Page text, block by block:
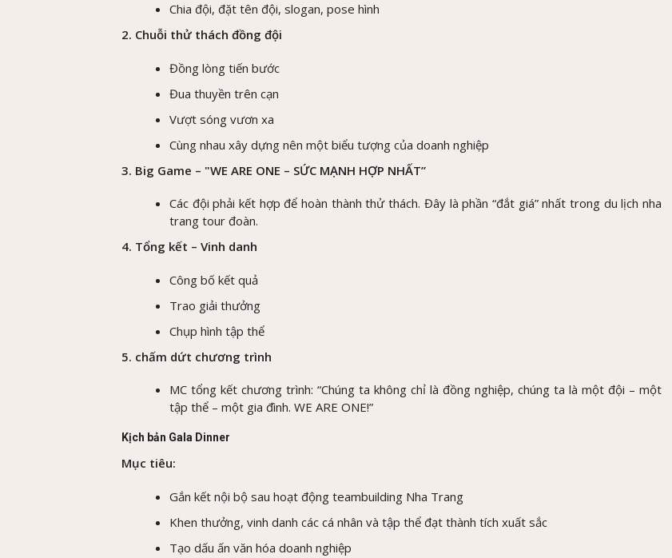
Chia đội, đặt tên đội, slogan, pose hình
2. Chuỗi thử thách đồng đội
Đồng lòng tiến bước
Đua thuyền trên cạn
Vượt sóng vươn xa
Cùng nhau xây dựng nên một biểu tượng của doanh nghiệp
3. Big Game – "WE ARE ONE – SỨC MẠNH HỢP NHẤT”
Các đội phải kết hợp để hoàn thành thử thách. Đây là phần “đắt giá” nhất trong du lịch nha
trang tour đoàn.
4. Tổng kết – Vinh danh
Công bố kết quả
Trao giải thưởng
Chụp hình tập thể
5. chấm dứt chương trình
MC tổng kết chương trình: “Chúng ta không chỉ là đồng nghiệp, chúng ta là một đội – một
tập thể – một gia đình. WE ARE ONE!”
Kịch bản Gala Dinner
Mục tiêu:
Gắn kết nội bộ sau hoạt động teambuilding Nha Trang
Khen thưởng, vinh danh các cá nhân và tập thể đạt thành tích xuất sắc
Tạo dấu ấn văn hóa doanh nghiệp